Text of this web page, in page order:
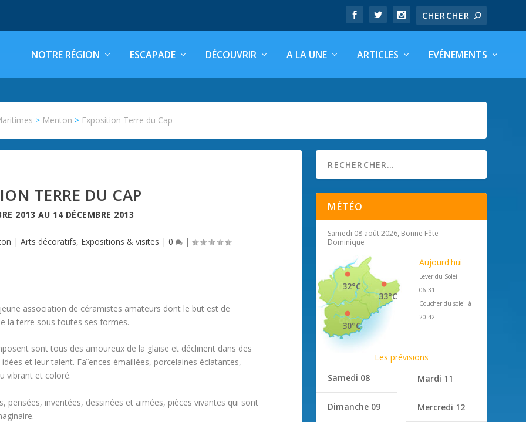
NOTRE RÉGION ESCAPADE DÉCOUVRIR A LA UNE ARTICLES EVÉNEMENTS
> Menton > Exposition Terre du Cap
TERRE DU CAP
2013 AU 14 DÉCEMBRE 2013
|Arts décoratifs, Expositions & visites |0 |
jeune association de céramistes amateurs dont le but est de
la terre sous toutes ses formes.
sont tous des amoureux de la glaise et déclinent dans des
et leur talent. Faïences émaillées, porcelaines éclatantes,
vibrant et coloré.
pensées, inventées, dessinées et aimées, pièces vivantes qui sont
MÉTÉO
Samedi 08 août 2026, Bonne Fête
Dominique
33°C
32°C
30°C
Aujourd'hui
Lever du Soleil
06:31
Coucher du soleil à
20:42
Les prévisions
Samedi 08
Dimanche 09
Mardi 11
Mercredi 12